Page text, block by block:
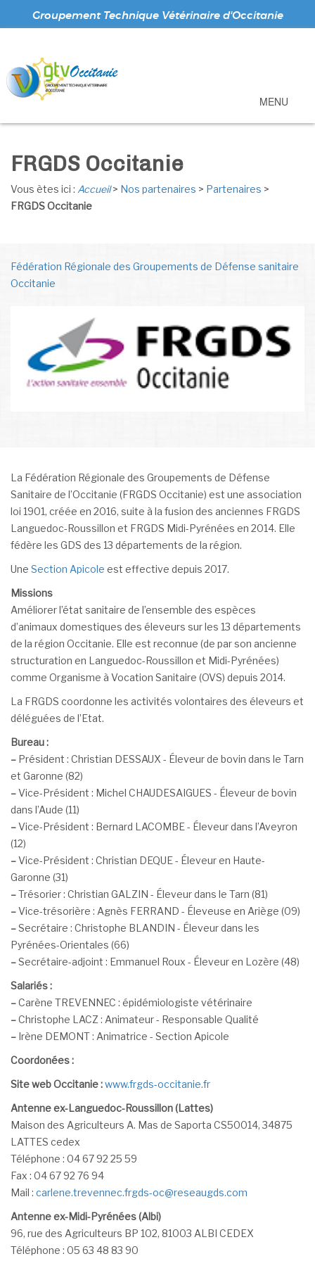
Groupement Technique Vétérinaire d'Occitanie
MENU
FRGDS Occitanie
Vous ètes ici : Accueil> Nos partenaires > Partenaires >
FRGDS Occitanie
Fédération Régionale des Groupements de Défense sanitaire
Occitanie
La Fédération Régionale des Groupements de Défense
Sanitaire de l’Occitanie (FRGDS Occitanie) est une association
loi 1901, créée en 2016, suite à la fusion des anciennes FRGDS
Languedoc-Roussillon et FRGDS Midi-Pyrénées en 2014. Elle
fédère les GDS des 13 départements de la région.
Une Section Apicole est effective depuis 2017.
Missions
Améliorer l’état sanitaire de l’ensemble des espèces
d’animaux domestiques des éleveurs sur les 13 départements
de la région Occitanie. Elle est reconnue (de par son ancienne
structuration en Languedoc-Roussillon et Midi-Pyrénées)
comme Organisme à Vocation Sanitaire (OVS) depuis 2014.
La FRGDS coordonne les activités volontaires des éleveurs et
déléguées de l’Etat.
Bureau :
– Président : Christian DESSAUX - Éleveur de bovin dans le Tarn
et Garonne (82)
–Vice-Président : Michel CHAUDESAIGUES - Éleveur de bovin
dans l’Aude (11)
–Vice-Président : Bernard LACOMBE - Éleveur dans l’Aveyron
(12)
–Vice-Président : Christian DEQUE - Éleveur en Haute-
Garonne (31)
–Trésorier : Christian GALZIN - Éleveur dans le Tarn (81)
–Vice-trésorière : Agnès FERRAND - Éleveuse en Ariège (09)
–Secrétaire : Christophe BLANDIN - Éleveur dans les
Pyrénées-Orientales (66)
–Secrétaire-adjoint : Emmanuel Roux - Éleveur en Lozère (48)
Salariés :
–Carène TREVENNEC : épidémiologiste vétérinaire
–Christophe LACZ : Animateur - Responsable Qualité
– Irène DEMONT : Animatrice - Section Apicole
Coordonées :
Site web Occitanie :www.frgds-occitanie.fr
Antenne ex-Languedoc-Roussillon (Lattes)
Maison des Agriculteurs A. Mas de Saporta CS50014, 34875
LATTES cedex
Téléphone : 04 67 92 25 59
Fax : 04 67 92 76 94
Mail : carlene.trevennec.frgds-oc@reseaugds.com
Antenne ex-Midi-Pyrénées (Albi)
96, rue des Agriculteurs BP 102, 81003 ALBI CEDEX
Téléphone : 05 63 48 83 90